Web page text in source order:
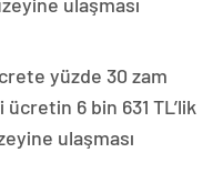
yüzde 30 zam
6 bin 631 TL’lik
ulaşması